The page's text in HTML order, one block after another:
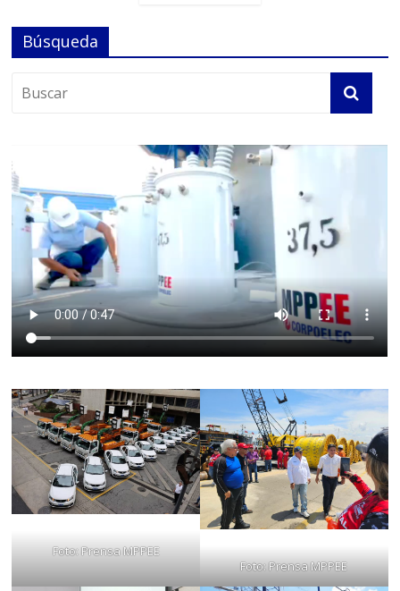
Búsqueda
Foto: Prensa MPPEE
Foto: Prensa MPPEE